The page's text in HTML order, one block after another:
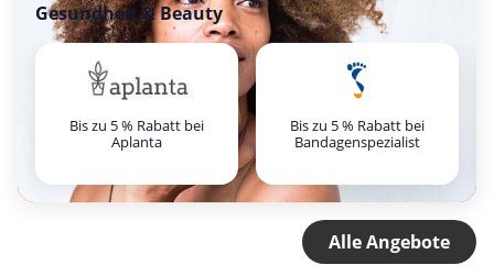
Gesundheit & Beauty
Bis zu 5 % Rabatt bei
Aplanta
Bis zu 5 % Rabatt bei
Bandagenspezialist
Alle Angebote